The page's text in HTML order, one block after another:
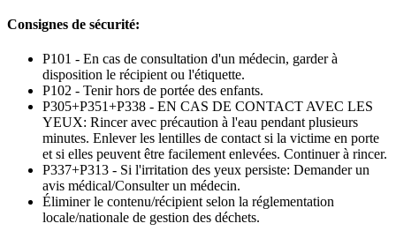
Consignes de sécurité:
P101 - En cas de consultation d'un médecin, garder à
disposition le récipient ou l'étiquette.
P102 - Tenir hors de portée des enfants.
P305+P351+P338 - EN CAS DE CONTACT AVEC LES
YEUX: Rincer avec précaution à l'eau pendant plusieurs
minutes. Enlever les lentilles de contact si la victime en porte
et si elles peuvent être facilement enlevées. Continuer à rincer.
P337+P313 - Si l'irritation des yeux persiste: Demander un
avis médical/Consulter un médecin.
Éliminer le contenu/récipient selon la réglementation
locale/nationale de gestion des déchets.